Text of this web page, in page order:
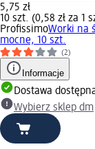
5,75 zł
10 szt. (0,58 zł za 1
ProfissimoWorki na
mocne, 10 szt.
(2)
Informacje
Dostawa
Wybierz sklep dm